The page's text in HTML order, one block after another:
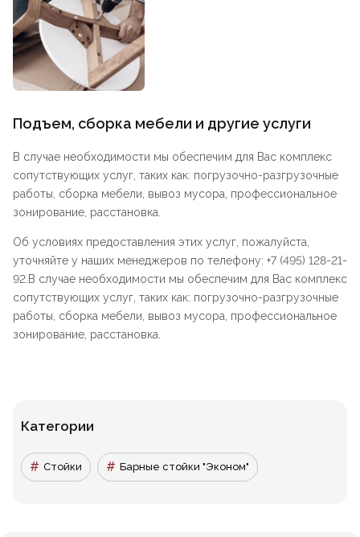
Подъем, сборка мебели и другие услуги
В случае необходимости мы обеспечим для Вас комплекс
сопутствующих услуг, таких как: погрузочно-разгрузочные
работы, сборка мебели, вывоз мусора, профессиональное
зонирование, расстановка.
Об условиях предоставления этих услуг, пожалуйста,
уточняйте у наших менеджеров по телефону: +7 (495) 128-21-
92.В случае необходимости мы обеспечим для Вас комплекс
сопутствующих услуг, таких как: погрузочно-разгрузочные
работы, сборка мебели, вывоз мусора, профессиональное
зонирование, расстановка.
Категории
Стойки Барные стойки "Эконом"